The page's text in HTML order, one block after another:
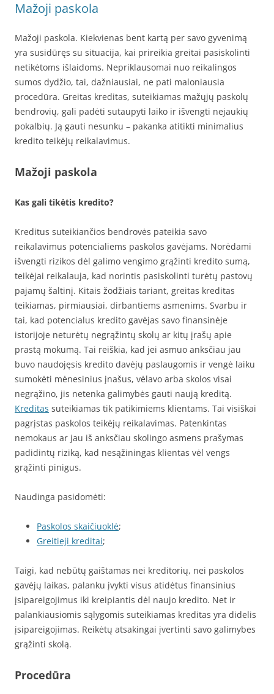
Mažoji paskola
Mažoji paskola. Kiekvienas bent kartą per savo gyvenimą
yra susidūręs su situacija, kai prireikia greitai pasiskolinti
netikėtoms išlaidoms. Nepriklausomai nuo reikalingos
sumos dydžio, tai, dažniausiai, ne pati maloniausia
procedūra. Greitas kreditas, suteikiamas mažųjų paskolų
bendrovių, gali padėti sutaupyti laiko ir išvengti nejaukių
pokalbių. Ją gauti nesunku – pakanka atitikti minimalius
kredito teikėjų reikalavimus.
Mažoji paskola
Kas gali tikėtis kredito?
Kreditus suteikiančios bendrovės pateikia savo
reikalavimus potencialiems paskolos gavėjams. Norėdami
išvengti rizikos dėl galimo vengimo grąžinti kredito sumą,
teikėjai reikalauja, kad norintis pasiskolinti turėtų pastovų
pajamų šaltinį. Kitais žodžiais tariant, greitas kreditas
teikiamas, pirmiausiai, dirbantiems asmenims. Svarbu ir
tai, kad potencialus kredito gavėjas savo finansinėje
istorijoje neturėtų negrąžintų skolų ar kitų įrašų apie
prastą mokumą. Tai reiškia, kad jei asmuo anksčiau jau
buvo naudojęsis kredito davėjų paslaugomis ir vengė laiku
sumokėti mėnesinius įnašus, vėlavo arba skolos visai
negrąžino, jis netenka galimybės gauti naują kreditą.
Kreditas suteikiamas tik patikimiems klientams. Tai visiškai
pagrįstas paskolos teikėjų reikalavimas. Patenkintas
nemokaus ar jau iš anksčiau skolingo asmens prašymas
padidintų riziką, kad nesąžiningas klientas vėl vengs
grąžinti pinigus.
Naudinga pasidomėti:
Paskolos skaičiuoklė;
Greitieji kreditai;
Taigi, kad nebūtų gaištamas nei kreditorių, nei paskolos
gavėjų laikas, palanku įvykti visus atidėtus finansinius
įsipareigojimus iki kreipiantis dėl naujo kredito. Net ir
palankiausiomis sąlygomis suteikiamas kreditas yra didelis
įsipareigojimas. Reikėtų atsakingai įvertinti savo galimybes
grąžinti skolą.
Procedūra